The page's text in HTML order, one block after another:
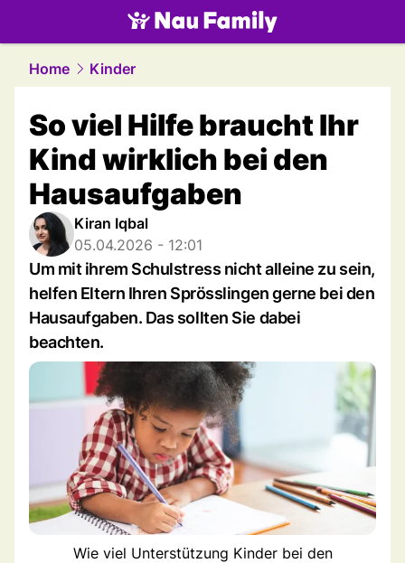
family.NAU.ch
Home Kinder
So viel Hilfe braucht Ihr
Kind wirklich bei den
Hausaufgaben
Kiran Iqbal
05.04.2026 - 12:01
Um mit ihrem Schulstress nicht alleine zu sein,
helfen Eltern Ihren Sprösslingen gerne bei den
Hausaufgaben. Das sollten Sie dabei
beachten.
Wie viel Unterstützung Kinder bei den